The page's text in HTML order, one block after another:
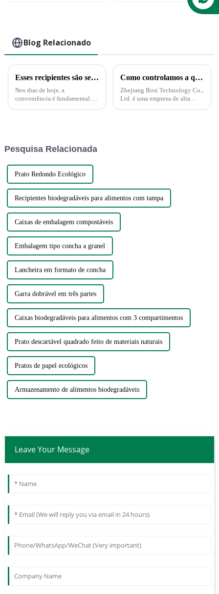
tampa e lancheira
Blog Relacionado
Esses recipientes são seguros no microondas?
Nos dias de hoje, a
conveniência é fundamental. E
sobras são simplesmente conv...
Como controlamos a qualidade?
Zhejiang Bosi Technology Co.,
Ltd. é uma empresa de alta
Pesquisa Relacionada
Prato Redondo Ecológico
Recipientes biodegradáveis ​​para alimentos com tampa
Caixas de embalagem compostáveis
Embalagem tipo concha a granel
Lancheira em formato de concha
Garra dobrável em três partes
Caixas biodegradáveis ​​para alimentos com 3 compartimentos
Prato descartável quadrado feito de materiais naturais
Pratos de papel ecológicos
Armazenamento de alimentos biodegradáveis
Leave Your Message